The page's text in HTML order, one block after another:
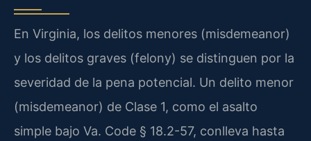
En Virginia, los delitos menores (misdemeanor)
y los delitos graves (felony) se distinguen por la
severidad de la pena potencial. Un delito menor
(misdemeanor) de Clase 1, como el asalto
simple bajo Va. Code § 18.2-57, conlleva hasta